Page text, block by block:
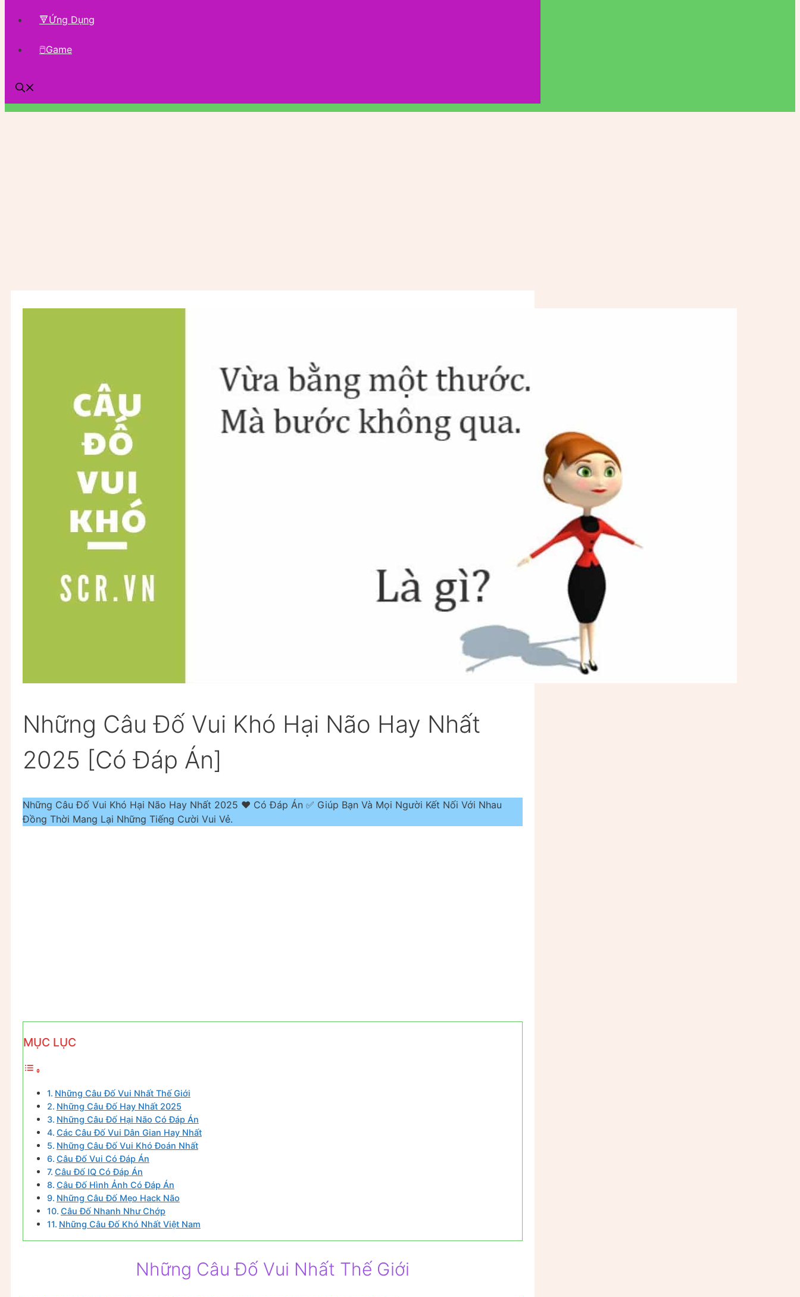
🔻Ứng Dụng
🖱Game
Những Câu Đố Vui Khó Hại Não Hay Nhất
2025 [Có Đáp Án]
Những Câu Đố Vui Khó Hại Não Hay Nhất 2025 ❤️ Có Đáp Án ✅ Giúp Bạn Và Mọi Người Kết Nối Với Nhau
Đồng Thời Mang Lại Những Tiếng Cười Vui Vẻ.
MỤC LỤC
Những Câu Đố Vui Nhất Thế Giới
Những Câu Đố Hay Nhất 2025
Những Câu Đố Hại Não Có Đáp Án
Các Câu Đố Vui Dân Gian Hay Nhất
Những Câu Đố Vui Khó Đoán Nhất
Câu Đố Vui Có Đáp Án
Câu Đố IQ Có Đáp Án
Câu Đố Hình Ảnh Có Đáp Án
Những Câu Đố Mẹo Hack Não
Câu Đố Nhanh Như Chớp
Những Câu Đố Khó Nhất Việt Nam
Những Câu Đố Vui Nhất Thế Giới